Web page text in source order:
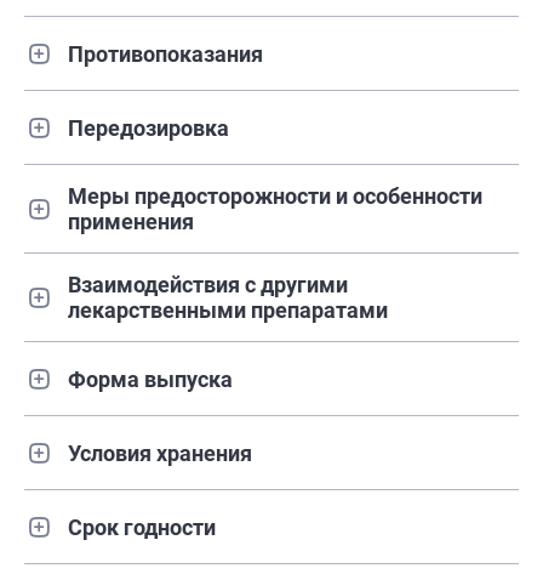
Противопоказания
Передозировка
Меры предосторожности и особенности
применения
Взаимодействия с другими
лекарственными препаратами
Форма выпуска
Условия хранения
Срок годности